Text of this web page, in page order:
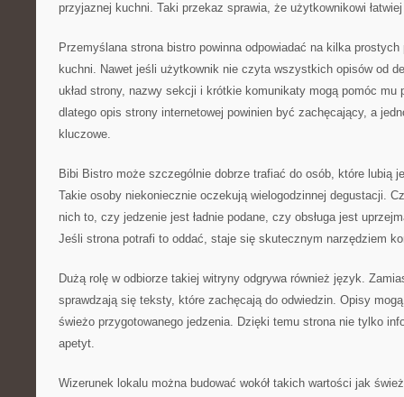
przyjaznej kuchni. Taki przekaz sprawia, że użytkownikowi
Przemyślana strona bistro powinna odpowiadać na kilka
kuchni. Nawet jeśli użytkownik nie czyta wszystkich opisów od
układ strony, nazwy sekcji i krótkie komunikaty mogą pomóc mu
dlatego opis strony internetowej powinien być zachęcający, a
kluczowe.
Bibi Bistro może szczególnie dobrze trafiać do osób, które lubią
Takie osoby niekoniecznie oczekują wielogodzinnej degustacji.
nich to, czy jedzenie jest ładnie podane, czy obsługa jest
Jeśli strona potrafi to oddać, staje się skutecznym narzędziem
Dużą rolę w odbiorze takiej witryny odgrywa również język.
sprawdzają się teksty, które zachęcają do odwiedzin. Opisy
świeżo przygotowanego jedzenia. Dzięki temu strona nie tylko
apetyt.
Wizerunek lokalu można budować wokół takich wartości jak